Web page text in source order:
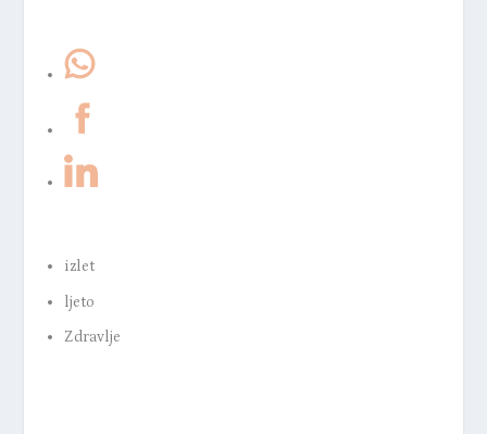
izlet
ljeto
Zdravlje